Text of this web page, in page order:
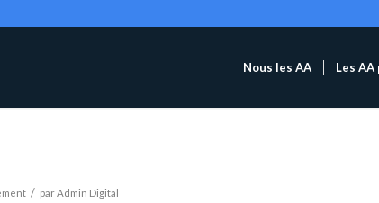
Nous les AA Les AA
/ parAdmin Digital